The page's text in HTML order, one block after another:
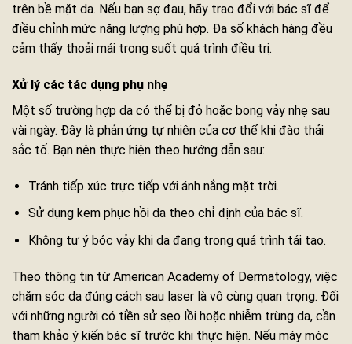
trên bề mặt da. Nếu bạn sợ đau, hãy trao đổi với bác sĩ để
điều chỉnh mức năng lượng phù hợp. Đa số khách hàng đều
cảm thấy thoải mái trong suốt quá trình điều trị.
Xử lý các tác dụng phụ nhẹ
Một số trường hợp da có thể bị đỏ hoặc bong vảy nhẹ sau
vài ngày. Đây là phản ứng tự nhiên của cơ thể khi đào thải
sắc tố. Bạn nên thực hiện theo hướng dẫn sau:
Tránh tiếp xúc trực tiếp với ánh nắng mặt trời.
Sử dụng kem phục hồi da theo chỉ định của bác sĩ.
Không tự ý bóc vảy khi da đang trong quá trình tái tạo.
Theo thông tin từ American Academy of Dermatology, việc
chăm sóc da đúng cách sau laser là vô cùng quan trọng. Đối
với những người có tiền sử sẹo lồi hoặc nhiễm trùng da, cần
tham khảo ý kiến bác sĩ trước khi thực hiện. Nếu máy móc